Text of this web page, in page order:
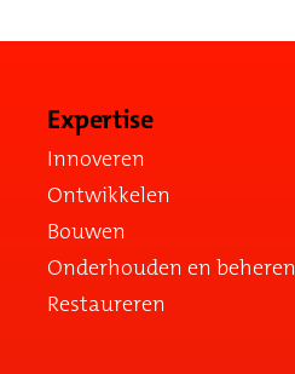
Expertise
Innoveren
Ontwikkelen
Bouwen
Onderhouden en beheren
Restaureren